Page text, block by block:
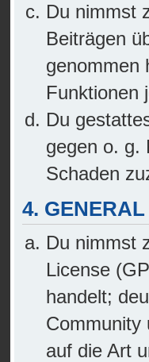
Du nimmst
Beiträgen
genommen
Funktionen
Du
gegen o. g.
Schaden
4.
Du nimmst
License
handelt;
Community
auf die Art